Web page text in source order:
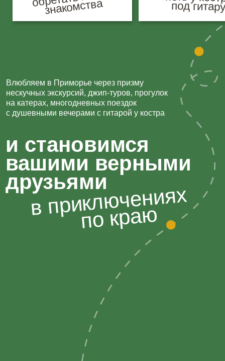
и становимся
вашими верными